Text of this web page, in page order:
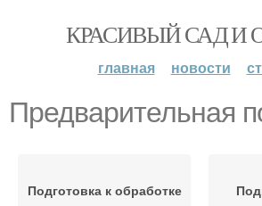
КРАСИВЫЙ САД И
главная новости
Предварительная
Подготовка к обработке